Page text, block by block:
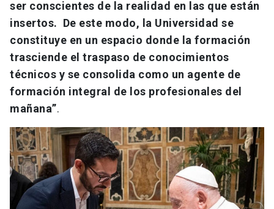
ser conscientes de la realidad en las que están
insertos. De este modo, la Universidad se
constituye en un espacio donde la formación
trasciende el traspaso de conocimientos
técnicos y se consolida como un agente de
formación integral de los profesionales del
mañana”.